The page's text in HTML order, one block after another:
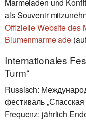
Marmeladen und
als Souvenir
Offizielle Website des
Blumenmarmelade
Internationales
Turm“
Russisch:
фестиваль
Frequenz: jährlich